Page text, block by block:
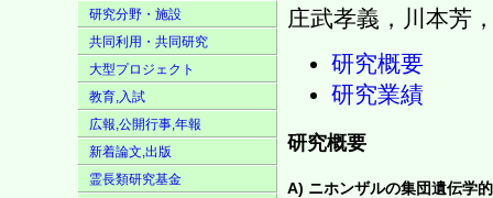
研究分野・施設
共同利用・共同研究
大型プロジェクト
教育,入試
広報,公開行事,年報
新着論文,出版
霊長類研究基金
庄武孝義，川本芳
研究概要
研究業績
研究概要
A) ニホンザルの集団遺伝学